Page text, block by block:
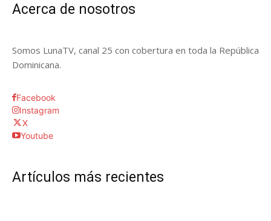
Acerca de nosotros
Somos LunaTV, canal 25 con cobertura en toda la República
Dominicana.
Facebook
Instagram
X
Youtube
Artículos más recientes